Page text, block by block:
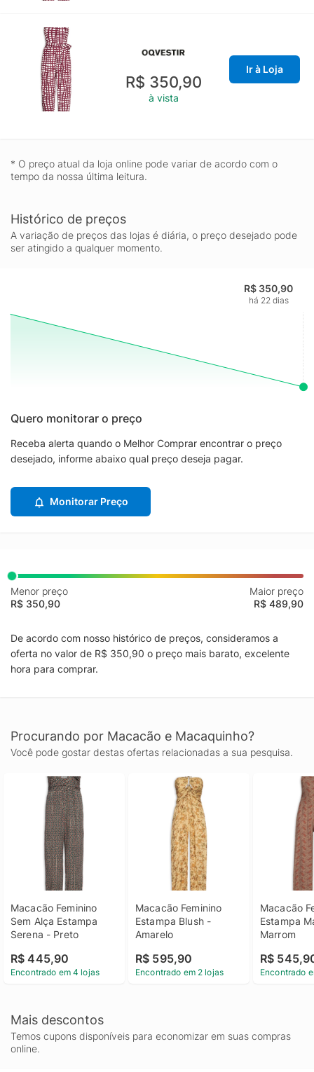
R$ 350,90
à vista
Ir à Loja
* O preço atual da loja online pode variar de acordo com o
tempo da nossa última leitura.
Histórico de preços
A variação de preços das lojas é diária, o preço desejado pode
ser atingido a qualquer momento.
R$ 350,90
há 22 dias
Quero monitorar o preço
Receba alerta quando o Melhor Comprar encontrar o preço
desejado, informe abaixo qual preço deseja pagar.
Monitorar Preço
Menor preço
R$ 350,90
Maior preço
R$ 489,90
De acordo com nosso histórico de preços, consideramos a
oferta no valor de R$ 350,90 o preço mais barato, excelente
hora para comprar.
Procurando por Macacão e Macaquinho?
Você pode gostar destas ofertas relacionadas a sua pesquisa.
Macacão Feminino
Sem Alça Estampa
Serena - Preto
R$ 445,90
Encontrado em 4 lojas
Macacão Feminino
Estampa Blush -
Amarelo
R$ 595,90
Encontrado em 2 lojas
Macacão
Estampa
Marrom
R$
Encontrado
Mais descontos
Temos cupons disponíveis para economizar em suas compras
online.